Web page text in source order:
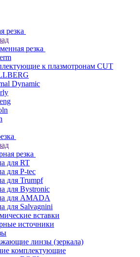
резка
резка
к плазмотронам CUT
Dynamic
резка
для RT
для P-tec
для Trumpf
для Bystronic
для AMADA
для Salvagnini
вставки
источники
линзы (зеркала)
комплектующие